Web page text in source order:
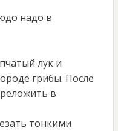
надо в
лук и
грибы. После
в
тонкими